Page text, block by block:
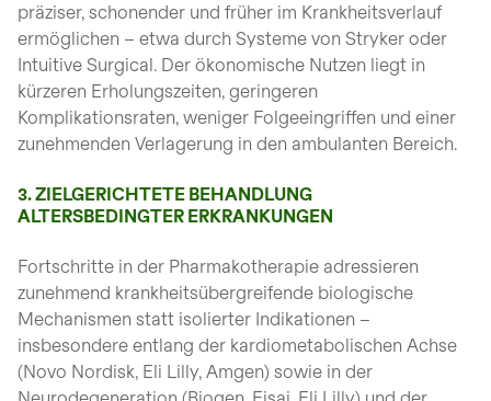
präziser, schonender und früher im Krankheitsverlauf
ermöglichen – etwa durch Systeme von Stryker oder
Intuitive Surgical. Der ökonomische Nutzen liegt in
kürzeren Erholungszeiten, geringeren
Komplikationsraten, weniger Folgeeingriffen und einer
zunehmenden Verlagerung in den ambulanten Bereich.
3. ZIELGERICHTETE BEHANDLUNG
ALTERSBEDINGTER ERKRANKUNGEN
Fortschritte in der Pharmakotherapie adressieren
zunehmend krankheitsübergreifende biologische
Mechanismen statt isolierter Indikationen –
insbesondere entlang der kardiometabolischen Achse
(Novo Nordisk, Eli Lilly, Amgen) sowie in der